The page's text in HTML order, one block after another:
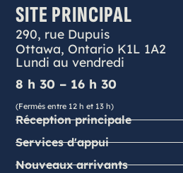
SITE PRINCIPAL
290, rue Dupuis
Ottawa, Ontario K1L 1A2
Lundi au vendredi
8 h 30 – 16 h 30
(Fermés entre 12 h et 13 h)
Réception principale
Services d'appui
Nouveaux arrivants